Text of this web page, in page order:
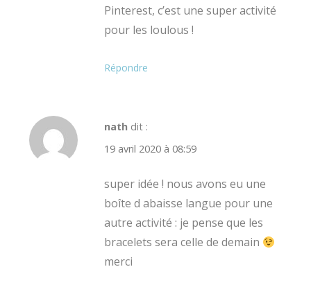
Pinterest, c’est une super activité
pour les loulous !
Répondre
nath dit :
19 avril 2020 à 08:59
super idée ! nous avons eu une
boîte d abaisse langue pour une
autre activité : je pense que les
bracelets sera celle de demain
merci